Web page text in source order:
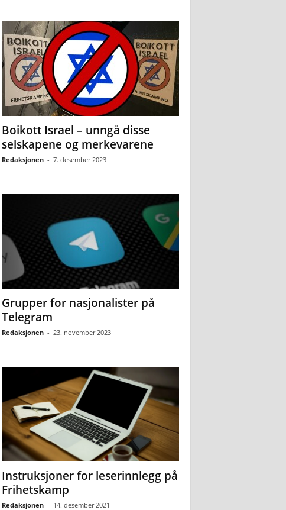
Boikott Israel – unngå disse
selskapene og merkevarene
Redaksjonen - 7. desember 2023
Grupper for nasjonalister på
Telegram
Redaksjonen - 23. november 2023
Instruksjoner for leserinnlegg på
Frihetskamp
Redaksjonen - 14. desember 2021